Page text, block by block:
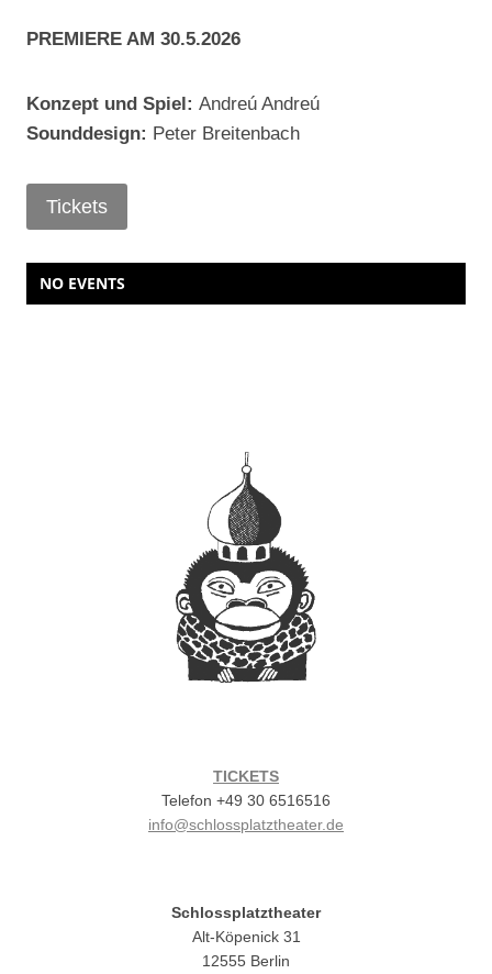
PREMIERE AM 30.5.2026
Konzept und Spiel: Andreú Andreú
Sounddesign: Peter Breitenbach
Tickets
NO EVENTS
TICKETS
Telefon +49 30 6516516
info@schlossplatztheater.de
Schlossplatztheater
Alt-Köpenick 31
12555 Berlin